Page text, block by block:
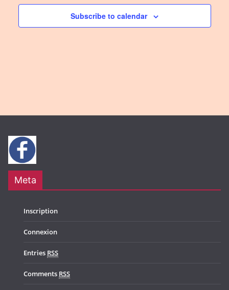
Subscribe to calendar
Meta
Inscription
Connexion
Entries RSS
Comments RSS